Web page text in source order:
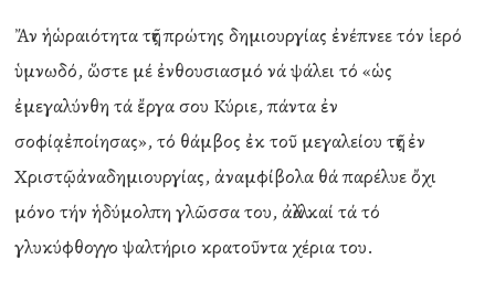
Ἄν ἡὡραιότητα τῆς πρώτης δημιουργίας ἐνέπνεε τόν ἱερό
ὑμνωδό, ὥστε μέ ἐνθουσιασμό νά ψάλει τό «ὡς
ἐμεγαλύνθη τά ἔργα σου Κύριε, πάντα ἐν
σοφίᾳἐποίησας», τό θάμβος ἐκ τοῦ μεγαλείου τῆς ἐν
Χριστῷἀναδημιουργίας, ἀναμφίβολα θά παρέλυε ὄχι
μόνο τήν ἡδύμολπη γλῶσσα του, ἀλλά καί τά τό
γλυκύφθογγο ψαλτήριο κρατοῦντα χέρια του.